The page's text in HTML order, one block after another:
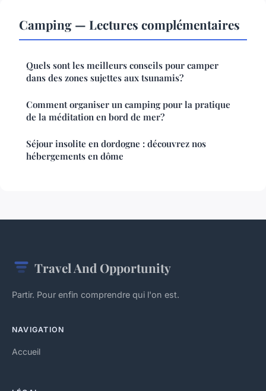
Camping — Lectures complémentaires
Quels sont les meilleurs conseils pour camper
dans des zones sujettes aux tsunamis?
Comment organiser un camping pour la pratique
de la méditation en bord de mer?
Séjour insolite en dordogne : découvrez nos
hébergements en dôme
Travel And Opportunity
Partir. Pour enfin comprendre qui l'on est.
NAVIGATION
Accueil